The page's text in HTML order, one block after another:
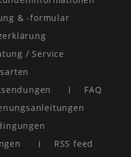
& -formular
/ Service
FAQ
RSS feed